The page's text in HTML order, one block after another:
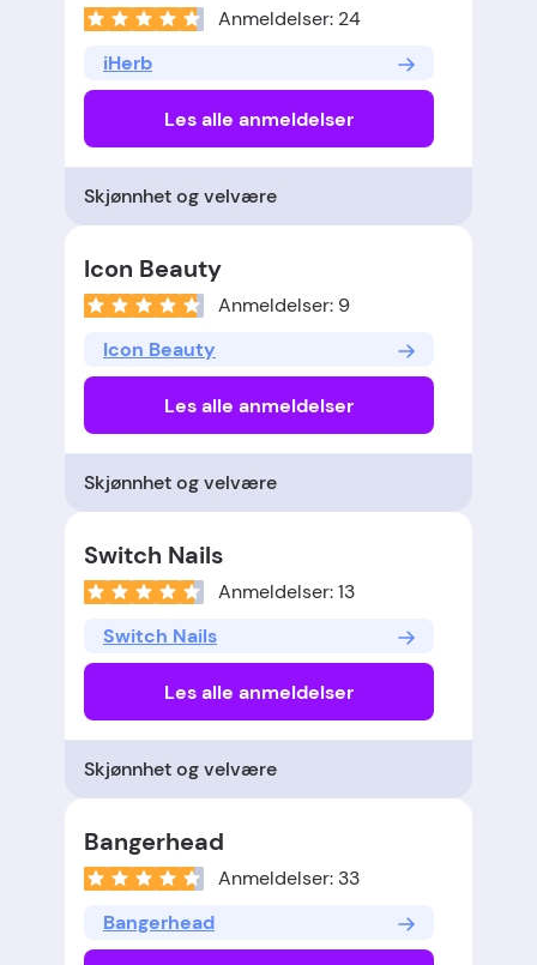
Anmeldelser: 24
iHerb
Les alle anmeldelser
Skjønnhet og velvære
Icon Beauty
Anmeldelser: 9
Icon Beauty
Les alle anmeldelser
Skjønnhet og velvære
Switch Nails
Anmeldelser: 13
Switch Nails
Les alle anmeldelser
Skjønnhet og velvære
Bangerhead
Anmeldelser: 33
Bangerhead